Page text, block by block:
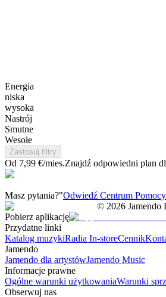
Energia
niska
wysoka
Nastrój
Smutne
Wesołe
Zastosuj filtry
Od 7,99 €/mies.Znajdź odpowiedni plan
Masz pytania?"Odwiedź Centrum Pomocy
© 2026 Jamendo
Pobierz aplikację
Przydatne linki
Katalog muzykiRadia In-storeCennik
Jamendo
Jamendo dla artystówJamendo Music
Informacje prawne
Ogólne warunki użytkowaniaWarunki
Obserwuj nas